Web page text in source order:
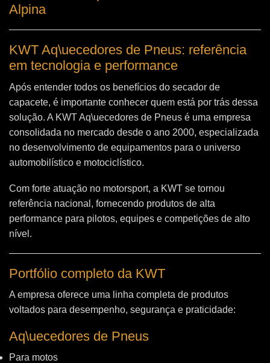
Alpina
KWT Aq\uecedores de Pneus: referência
em tecnologia e performance
Após entender todos os benefícios do secador de
capacete, é importante conhecer quem está por trás dessa
solução. A KWT Aq\uecedores de Pneus é uma empresa
consolidada no mercado desde o ano 2000, especializada
no desenvolvimento de equipamentos para o universo
automobilístico e motociclístico.
Com forte atuação no motorsport, a KWT se tornou
referência nacional, fornecendo produtos de alta
performance para pilotos, equipes e competições de alto
nível.
Portfólio completo da KWT
A empresa oferece uma linha completa de produtos
voltados para desempenho, segurança e praticidade:
Aq\uecedores de Pneus
Para motos